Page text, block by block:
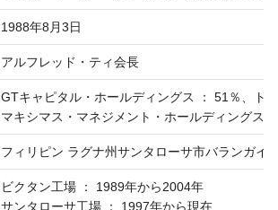
1988年8月3日
アルフレッド・ティ会長
GTキャピタル・ホールディングス ： 51％、ト
マキシマス・マネジメント・ホールディングス
フィリピン ラグナ州サンタローサ市バランガイ
ビクタン工場 ： 1989年から2004年
サンタローサ工場 ： 1997年から現在